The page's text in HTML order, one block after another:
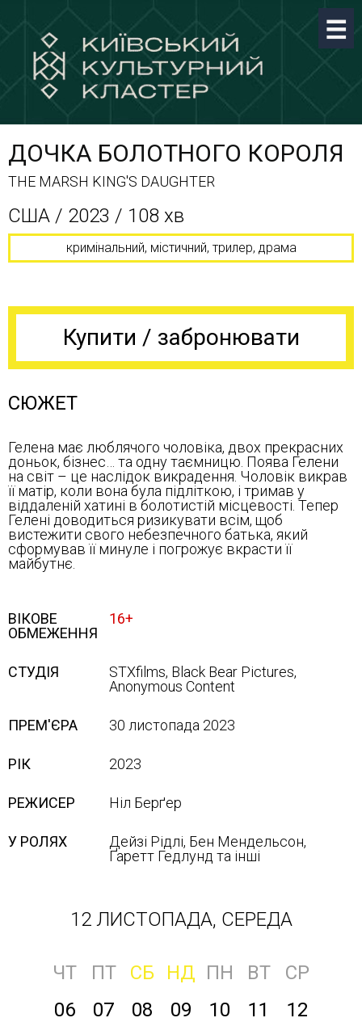
ДОЧКА БОЛОТНОГО КОРОЛЯ
THE MARSH KING'S DAUGHTER
США / 2023 / 108 хв
кримінальний, містичний, трилер, драма
Купити / забронювати
СЮЖЕТ
Гелена має люблячого чоловіка, двох прекрасних
доньок, бізнес… та одну таємницю. Поява Гелени
на світ – це наслідок викрадення. Чоловік викрав
її матір, коли вона була підліткою, і тримав у
віддаленій хатині в болотистій місцевості. Тепер
Гелені доводиться ризикувати всім, щоб
вистежити свого небезпечного батька, який
сформував її минуле і погрожує вкрасти її
майбутнє.
ВІКОВЕ
ОБМЕЖЕННЯ
16+
СТУДІЯ
STXfilms, Black Bear Pictures,
Anonymous Content
ПРЕМ'ЄРА 30 листопада 2023
РІК 2023
РЕЖИСЕР Ніл Берґер
У РОЛЯХ
Дейзі Рідлі, Бен Мендельсон,
Ґаретт Гедлунд та інші
12 ЛИСТОПАДА, СЕРЕДА
ЧТ ПТ СБ НД ПН ВТ
СР
06
07 08 09 10 11 12